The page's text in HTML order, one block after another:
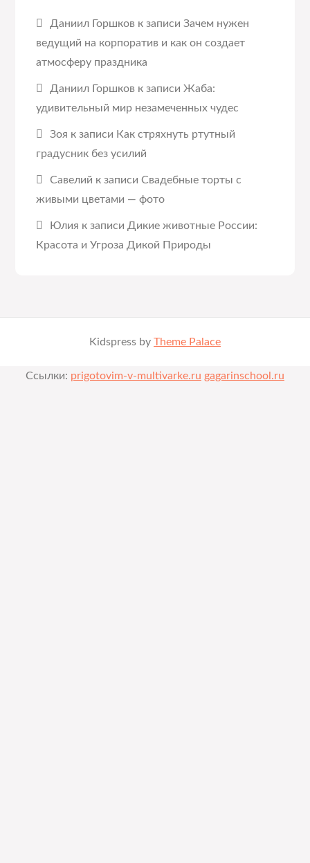
Даниил Горшков к записиЗачем нужен
ведущий на корпоратив и как он создает
атмосферу праздника
Даниил Горшков к записиЖаба:
удивительный мир незамеченных чудес
Зоя к записи Как стряхнуть ртутный
градусник без усилий
Савелий к записиСвадебные торты с
живыми цветами — фото
Юлия к записи Дикие животные России:
Красота и Угроза Дикой Природы
Kidspress by Theme Palace
Ссылки: prigotovim-v-multivarke.ru gagarinschool.ru